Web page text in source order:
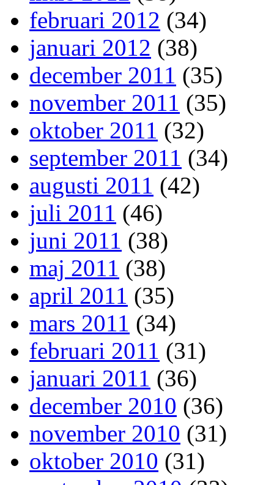
februari 2012 (34)
januari 2012 (38)
december 2011 (35)
november 2011 (35)
oktober 2011 (32)
september 2011 (34)
augusti 2011 (42)
juli 2011 (46)
juni 2011 (38)
maj 2011 (38)
april 2011 (35)
mars 2011 (34)
februari 2011 (31)
januari 2011 (36)
december 2010 (36)
november 2010 (31)
oktober 2010 (31)